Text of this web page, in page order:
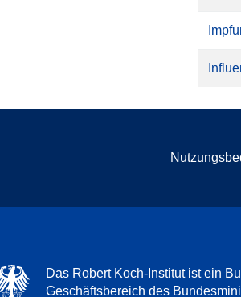
Das Robert Koch-Institut ist ein
Geschäftsbereich des